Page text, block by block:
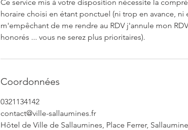
Ce service mis à votre disposition nécessite la
horaire choisi en étant ponctuel (ni trop en avance, ni
m'empêchant de me rendre au RDV j'annule mon
honorés ... vous ne serez plus prioritaires).
Coordonnées
0321134142
contact@ville-sallaumines.fr
Hôtel de Ville de Sallaumines, Place Ferrer,